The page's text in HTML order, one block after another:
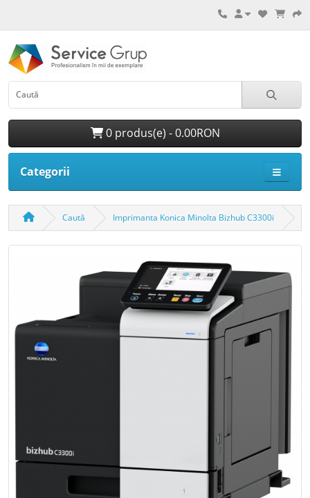
0 produs(e) - 0.00RON
Categorii
Caută Imprimanta Konica Minolta Bizhub C3300i